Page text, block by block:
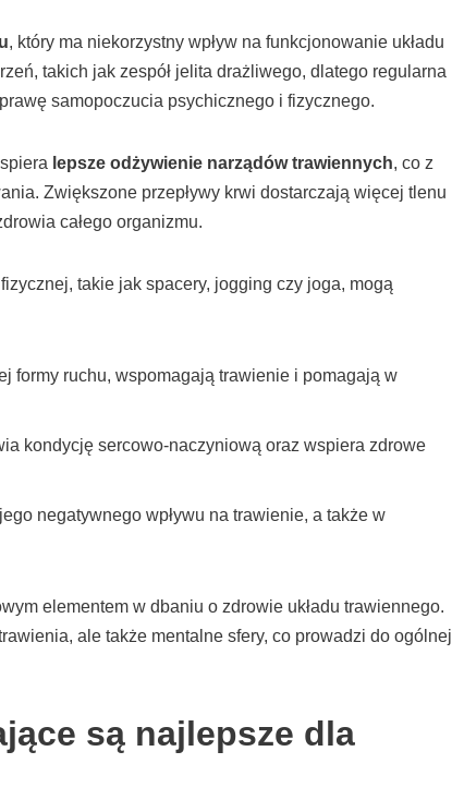
, który ma niekorzystny wpływ na funkcjonowanie układu
takich jak zespół jelita drażliwego, dlatego regularna
samopoczucia psychicznego i fizycznego.
lepsze odżywienie narządów trawiennych, co z
Zwiększone przepływy krwi dostarczają więcej tlenu
całego organizmu.
takie jak spacery, jogging czy joga, mogą
formy ruchu, wspomagają trawienie i pomagają w
kondycję sercowo-naczyniową oraz wspiera zdrowe
negatywnego wpływu na trawienie, a także w
elementem w dbaniu o zdrowie układu trawiennego.
ale także mentalne sfery, co prowadzi do ogólnej
są najlepsze dla